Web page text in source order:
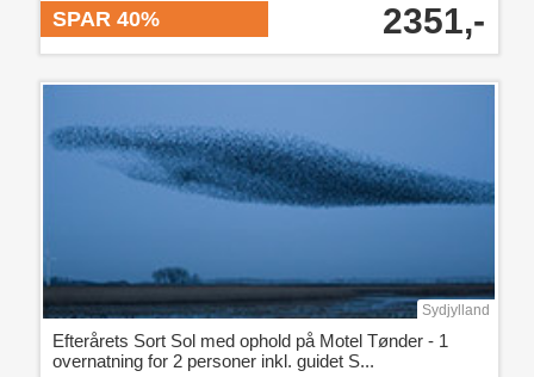
SPAR 40% 2351,-
Sydjylland
Efterårets Sort Sol med ophold på Motel Tønder - 1
overnatning for 2 personer inkl. guidet S...